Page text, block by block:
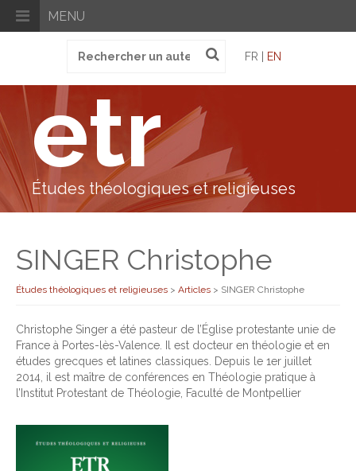
MENU
pour
FR | EN
etr
Études théologiques et religieuses
SINGER Christophe
Études théologiques et religieuses > Articles > SINGER Christophe
Christophe Singer a été pasteur de l’Église protestante unie de
France à Portes-lès-Valence. Il est docteur en théologie et en
études grecques et latines classiques. Depuis le 1er juillet
2014, il est maître de conférences en Théologie pratique à
l’Institut Protestant de Théologie, Faculté de Montpellier